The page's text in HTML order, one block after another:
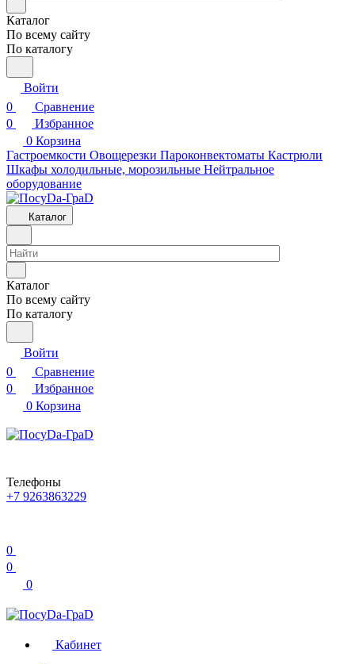
Каталог
По всему сайту
По каталогу
Войти
0
Сравнение
0
Избранное
0 Корзина
Гастроемкости Овощерезки Пароконвектоматы Кастрюли
Шкафы холодильные, морозильные Нейтральное
оборудование
Каталог
Каталог
По всему сайту
По каталогу
Войти
0
Сравнение
0
Избранное
0 Корзина
Телефоны
+7 9263863229
0
0
0
Кабинет